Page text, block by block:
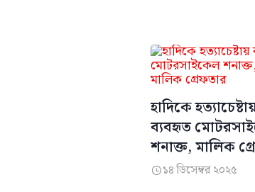
হাদিকে
ব্যবহৃত
শনাক্ত, মালিক
১৪ ডিসেম্বর ২০২৫